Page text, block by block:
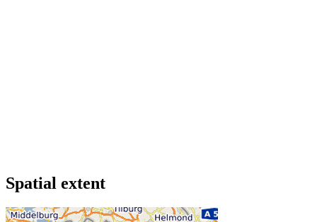
Spatial extent